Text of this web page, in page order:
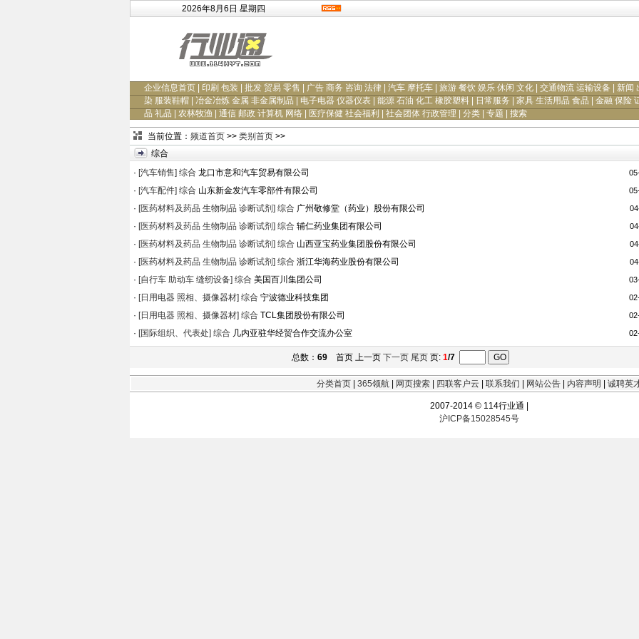
2026年8月6日 星期四
企业信息首页 印刷 包装 批发 贸易 零售 广告 商务 咨询 法律 汽车 摩托车 旅游 餐饮 娱乐 休闲 文化 交通物流 运输设备 新闻
染 服装鞋帽
冶金冶炼 金属 非金属制品 电子电器 仪器仪表 能源 石油 化工 橡胶塑料 日常服务 家具 生活用品 食品 金融 保险
品 礼品
农林牧渔 通信 邮政 计算机 网络 医疗保健 社会福利 社会团体 行政管理 分类 专题 搜索
当前位置： 频道首页 >> 类别首页 >>
综合
· [汽车销售] 综合 龙口市意和汽车贸易有限公司
· [汽车配件] 综合 山东新金发汽车零部件有限公司
· [医药材料及药品 生物制品 诊断试剂] 综合 广州敬修堂（药业）股份有限公司
· [医药材料及药品 生物制品 诊断试剂] 综合 辅仁药业集团有限公司
· [医药材料及药品 生物制品 诊断试剂] 综合 山西亚宝药业集团股份有限公司
· [医药材料及药品 生物制品 诊断试剂] 综合 浙江华海药业股份有限公司
· [自行车 助动车 缝纫设备] 综合 美国百川集团公司
· [日用电器 照相、摄像器材] 综合 宁波德业科技集团
· [日用电器 照相、摄像器材] 综合 TCL集团股份有限公司
· [国际组织、代表处] 综合 几内亚驻华经贸合作交流办公室
总数： 69首页 上一页 下一页 尾页页: 1/7
分类首页 365领航 网页搜索 四联客户云 联系我们 网站公告 内容声明 诚聘英
2007-2014 © 114行业通 |
沪ICP备15028545号